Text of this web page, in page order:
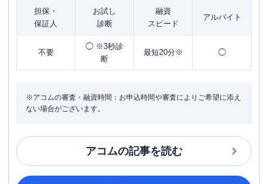
担保・
保証人
お試し
診断
融資
スピード
アルバイト
不要
◯ ※3秒診
断
最短20分※ ◯
※アコムの審査・融資時間：お申込時間や審査によりご希望に添え
ない場合がございます。
アコムの記事を読む